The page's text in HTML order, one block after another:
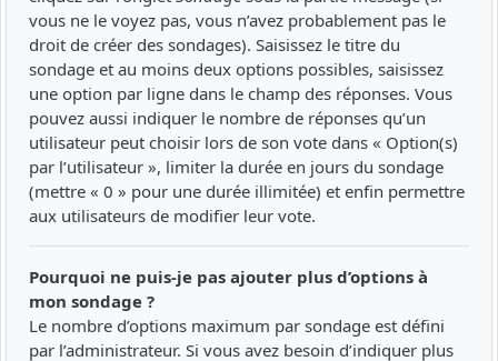
vous ne le voyez pas, vous n’avez probablement pas le
droit de créer des sondages). Saisissez le titre du
sondage et au moins deux options possibles, saisissez
une option par ligne dans le champ des réponses. Vous
pouvez aussi indiquer le nombre de réponses qu’un
utilisateur peut choisir lors de son vote dans « Option(s)
par l’utilisateur », limiter la durée en jours du sondage
(mettre « 0 » pour une durée illimitée) et enfin permettre
aux utilisateurs de modifier leur vote.
Pourquoi ne puis-je pas ajouter plus d’options à
mon sondage ?
Le nombre d’options maximum par sondage est défini
par l’administrateur. Si vous avez besoin d’indiquer plus